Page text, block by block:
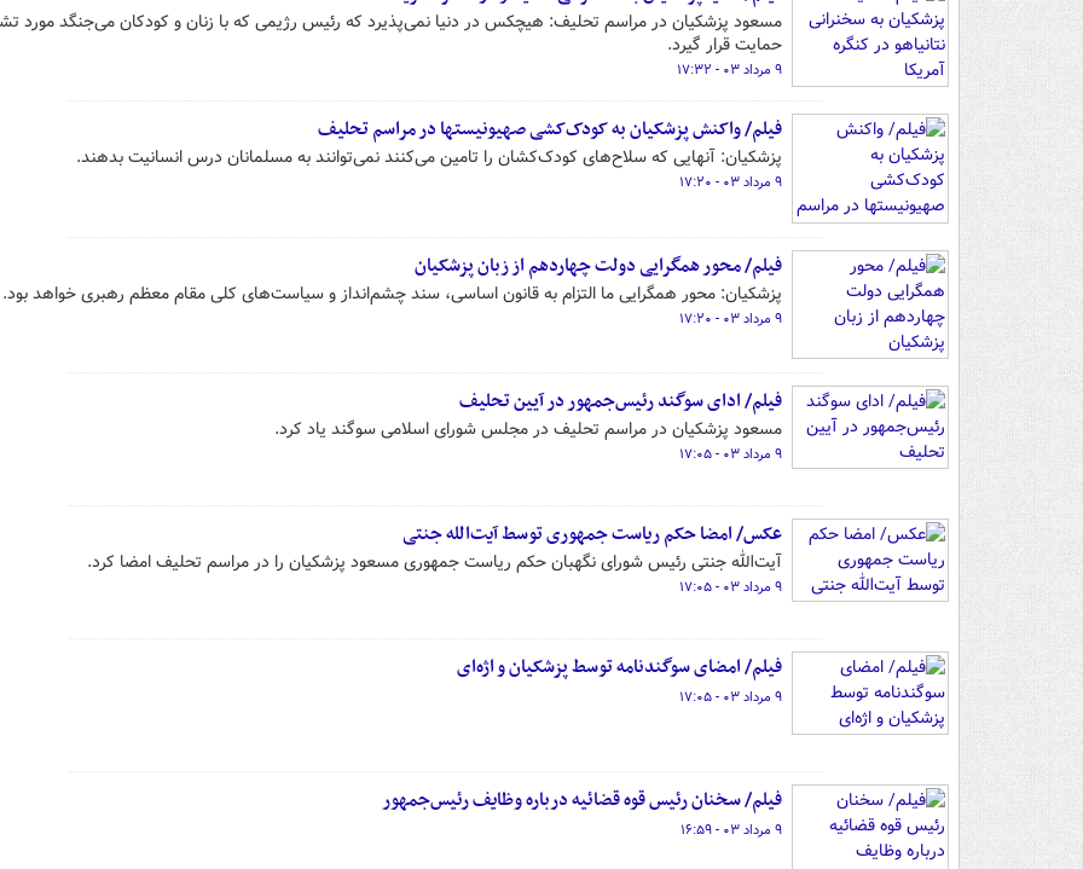
مسعود پزشکیان در مراسم تحلیف: هیچکس در دنیا نمی‌پذیرد که رئیس رژیمی که با زنان و کودکان می‌جنگد مورد
حمایت قرار گیرد.
۹ مرداد ۰۳ - ۱۷:۳۲
فیلم/ واکنش پزشکیان به کودک‌کشی صهیونیستها در مراسم تحلیف
پزشکیان:‌ آنهایی که سلاح‌های کودک‌کشان را تامین می‌کنند نمی‌توانند به مسلمانان درس انسانیت بدهند.
۹ مرداد ۰۳ - ۱۷:۲۰
فیلم/ محور همگرایی دولت چهاردهم از زبان پزشکیان
پزشکیان: محور همگرایی ما التزام به قانون اساسی، سند چشم‌انداز و سیاست‌های کلی مقام معظم رهبری خواهد بود.
۹ مرداد ۰۳ - ۱۷:۲۰
فیلم/ ادای سوگند رئیس‌جمهور در آیین تحلیف
مسعود پزشکیان در مراسم تحلیف در مجلس شورای اسلامی سوگند یاد کرد.
۹ مرداد ۰۳ - ۱۷:۰۵
عکس/ امضا حکم ریاست جمهوری توسط آیت‌الله جنتی
آیت‌الله جنتی رئیس شورای نگهبان حکم ریاست جمهوری مسعود پزشکیان را در مراسم تحلیف امضا کرد.
۹ مرداد ۰۳ - ۱۷:۰۵
فیلم/ امضای سوگندنامه توسط پزشکیان و اژه‌ای
۹ مرداد ۰۳ - ۱۷:۰۵
فیلم/ سخنان رئیس قوه قضائیه درباره وظایف رئیس‌جمهور
۹ مرداد ۰۳ - ۱۶:۵۹